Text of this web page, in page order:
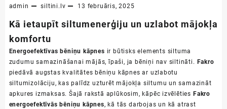
admin siltini.lv 13 februāris, 2025
Kā ietaupīt siltumenerģiju un uzlabot mājokļa
komfortu
Energoefektīvas bēniņu kāpnes ir būtisks elements siltuma
zudumu samazināšanai mājās, īpaši, ja bēniņi nav siltināti. Fakro
piedāvā augstas kvalitātes bēniņu kāpnes ar uzlabotu
siltumizolāciju, kas palīdz uzturēt mājokļa siltumu un samazināt
apkures izmaksas. Šajā rakstā aplūkosim, kāpēc izvēlēties Fakro
energoefektīvās bēniņu kāpnes, kā tās darbojas un kā atrast